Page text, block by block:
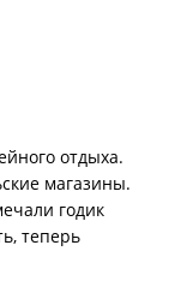
отдыха.
магазины.
годик
теперь